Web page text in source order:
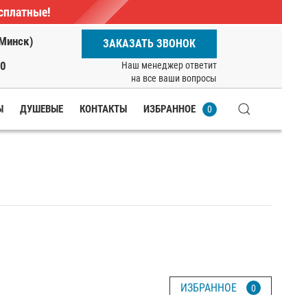
ЗАКАЗАТЬ ЗВОНОК
Наш менеджер ответит
на все ваши вопросы
ДУШЕВЫЕ КОНТАКТЫ ИЗБРАННОЕ 0
ИЗБРАННОЕ 0